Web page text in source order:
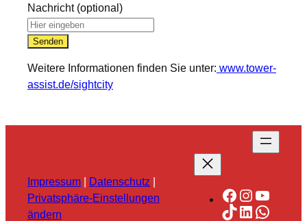
Nachricht(optional)
Senden
Weitere Informationen finden Sie unter: www.tower-
assist.de/sightcity
Impressum | Datenschutz |
Privatsphäre-Einstellungen
ändern
Facebook
TikTok
LinkedIn